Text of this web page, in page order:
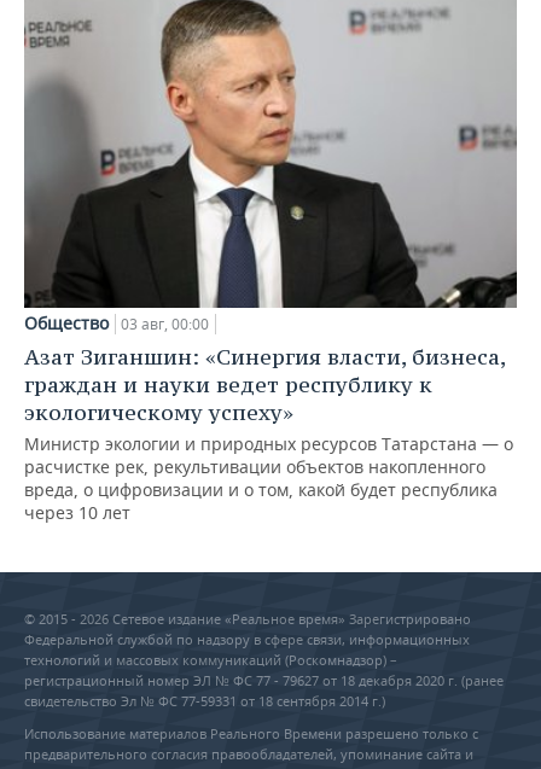
Общество 03 авг, 00:00
Азат Зиганшин: «Синергия власти, бизнеса,
граждан и науки ведет республику к
экологическому успеху»
Министр экологии и природных ресурсов Татарстана — о
расчистке рек, рекультивации объектов накопленного
вреда, о цифровизации и о том, какой будет республика
через 10 лет
© 2015 - 2026 Сетевое издание «Реальное время» Зарегистрировано
Федеральной службой по надзору в сфере связи, информационных
технологий и массовых коммуникаций (Роскомнадзор) –
регистрационный номер ЭЛ № ФС 77 - 79627 от 18 декабря 2020 г. (ранее
свидетельство Эл № ФС 77-59331 от 18 сентября 2014 г.)
Использование материалов Реального Времени разрешено только с
предварительного согласия правообладателей, упоминание сайта и